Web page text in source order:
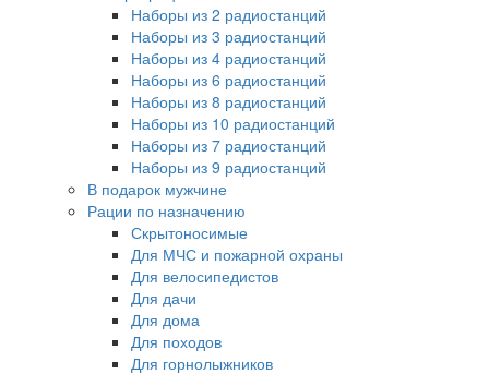
Наборы из 2 радиостанций
Наборы из 3 радиостанций
Наборы из 4 радиостанций
Наборы из 6 радиостанций
Наборы из 8 радиостанций
Наборы из 10 радиостанций
Наборы из 7 радиостанций
Наборы из 9 радиостанций
В подарок мужчине
Рации по назначению
Скрытоносимые
Для МЧС и пожарной охраны
Для велосипедистов
Для дачи
Для дома
Для походов
Для горнолыжников